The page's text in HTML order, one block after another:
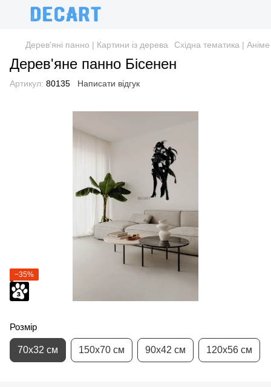
Дерев'яні панно | Картини із дерева Східна тематика | Аніме
Дерев'яне панно Бісенен
Артикул: 80135 Написати відгук
−35%
Розмір
70х32 см 150х70 см 90х42 см 120х56 см